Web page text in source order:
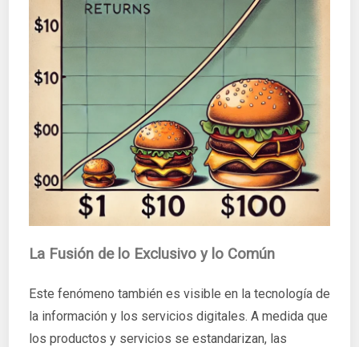
La Fusión de lo Exclusivo y lo Común
Este fenómeno también es visible en la tecnología de
la información y los servicios digitales. A medida que
los productos y servicios se estandarizan, las